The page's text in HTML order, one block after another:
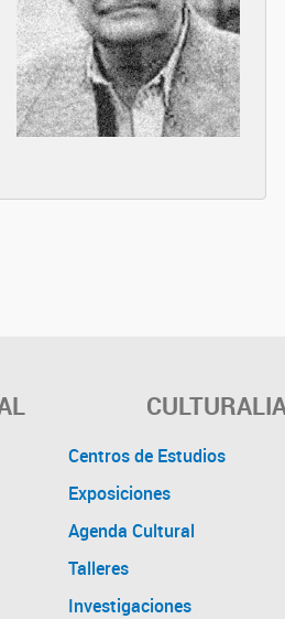
Centros de Estudios
Exposiciones
Agenda Cultural
Talleres
Investigaciones